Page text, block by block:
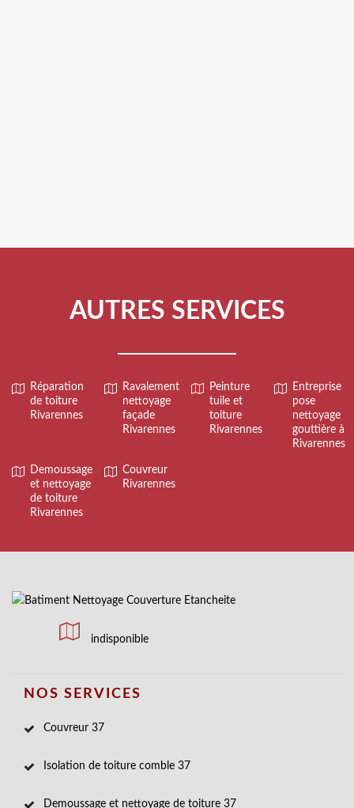
AUTRES SERVICES
Réparation
de toiture
Rivarennes
Ravalement
nettoyage
façade
Rivarennes
Peinture
tuile et
toiture
Rivarennes
Entreprise
pose
nettoyage
gouttière à
Rivarennes
Demoussage
et nettoyage
de toiture
Rivarennes
Couvreur
Rivarennes
indisponible
NOS SERVICES
Couvreur 37
Isolation de toiture comble 37
Demoussage et nettoyage de toiture 37